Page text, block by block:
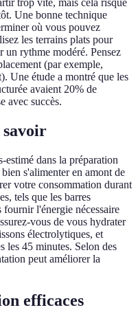
trop vite, mais cela risque
Une bonne technique
où vous pouvez
les terrains plats pour
un rythme modéré. Pensez
(par exemple,
Une étude a montré que les
avaient 20% de
avec succès.
estimé dans la préparation
s'alimenter en amont de
votre consommation durant
tels que les barres
fournir l'énergie nécessaire
vous de vous hydrater
électrolytiques, et
les 45 minutes. Selon des
peut améliorer la
efficaces